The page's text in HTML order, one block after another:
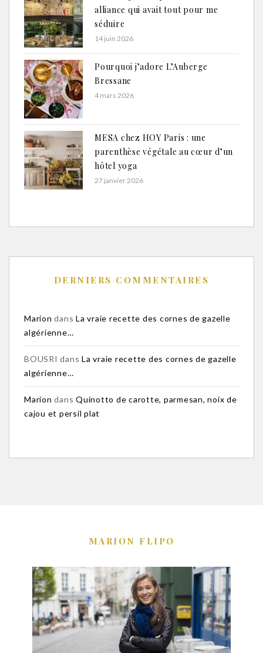
alliance qui avait tout pour me
séduire
14 juin 2026
Pourquoi j’adore L’Auberge
Bressane
4 mars 2026
MESA chez HOY Paris : une
parenthèse végétale au cœur d’un
hôtel yoga
27 janvier 2026
DERNIERS COMMENTAIRES
Marion dans La vraie recette des cornes de gazelle
algérienne…
BOUSRI dans La vraie recette des cornes de gazelle
algérienne…
Marion dans Quinotto de carotte, parmesan, noix de
cajou et persil plat
MARION FLIPO